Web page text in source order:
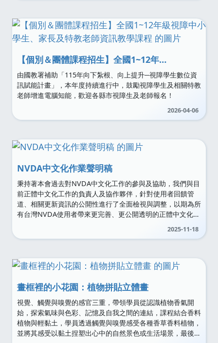
【個別＆團體課程招生】全國1~12年級視障中小學生、家長及特教老師資訊教學課程
2026-04-06
由國教署補助「115年向下紮根、向上提升─視障學生數位資
訊賦能計畫」，本年度持續進行中，鼓勵視障學生及相關特教
老師增進電腦知能，歡迎各縣市視障生及老師報名！
NVDA中文化作業聲明稿
2025-11-18
秉持著本會過去對NVDA中文化工作的參與及協助，我們與目
前正體中文化工作的負責人及協作夥伴，針對使用者回饋管
道、相關更新資訊的公開性進行了全面檢視與調整，以期為所
有台灣NVDA使用者帶來更完善、更公開透明的正體中文化使
畫框裡的小花園：植物拼貼立體畫
視覺、觸覺與嗅覺的感官三重，帶領學員從認識植物香氣開
始，探索氣味與色彩、記憶及自我之間的連結，課程結合香料
植物與輕黏土，學員透過觸覺與嗅覺感受各種香草香料植物，
並將其感受以黏土捏塑出心中的自然景色或生活場景，最後完